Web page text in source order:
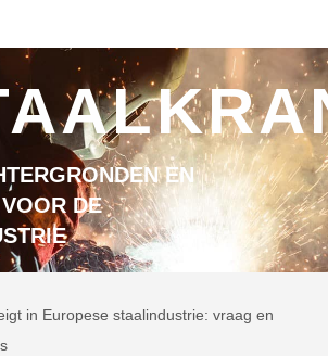
EN
DE
in Europese staalindustrie: vraag en